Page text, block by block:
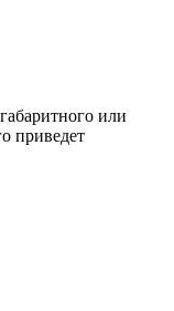
или
приведет